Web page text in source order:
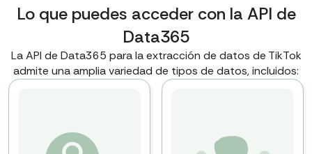
Lo que puedes acceder con la API de
Data365
La API de Data365 para la extracción de datos de TikTok
admite una amplia variedad de tipos de datos, incluidos: